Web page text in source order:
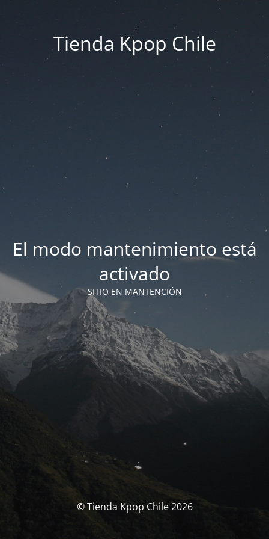
Tienda Kpop Chile
El modo mantenimiento está
activado
SITIO EN MANTENCIÓN
© Tienda Kpop Chile 2026